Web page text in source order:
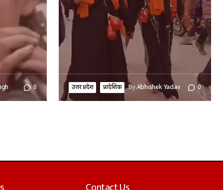
0 उत्तर प्रदेश प्रादेशिक byAbhishek Yadav 0